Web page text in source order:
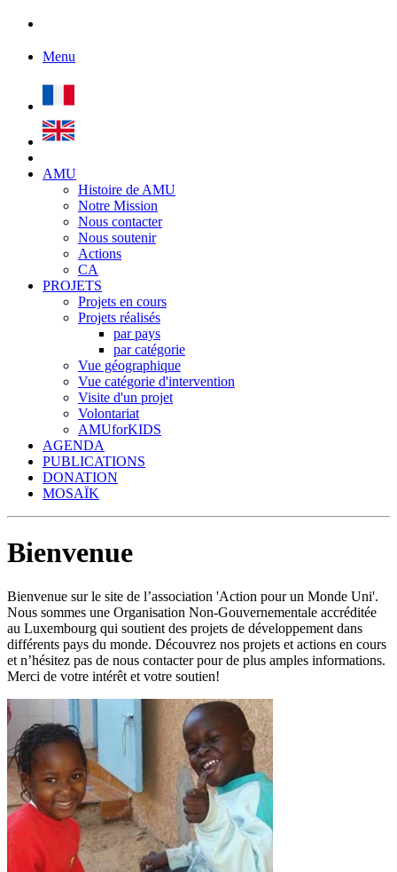
Menu
AMU
Histoire de AMU
Notre Mission
Nous contacter
Nous soutenir
Actions
CA
PROJETS
Projets en cours
Projets réalisés
par pays
par catégorie
Vue géographique
Vue catégorie d'intervention
Visite d'un projet
Volontariat
AMUforKIDS
AGENDA
PUBLICATIONS
DONATION
MOSAÏK
Bienvenue
Bienvenue sur le site de l’association 'Action pour un Monde Uni'.
Nous sommes une Organisation Non-Gouvernementale accréditée
au Luxembourg qui soutient des projets de développement dans
différents pays du monde. Découvrez nos projets et actions en cours
et n’hésitez pas de nous contacter pour de plus amples informations.
Merci de votre intérêt et votre soutien!